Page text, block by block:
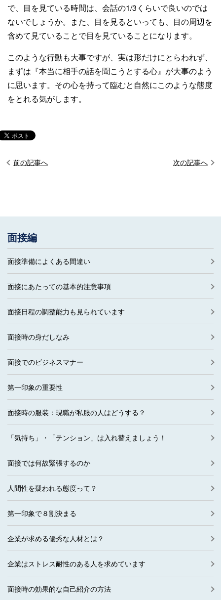
で、目を見ている時間は、会話の1/3くらいで良いのでは
ないでしょうか。また、目を見るといっても、目の周辺を
含めて見ていることで目を見ていることになります。
このような行動も大事ですが、実は形だけにとらわれず、
まずは『本当に相手の話を聞こうとする心』が大事のよう
に思います。その心を持って臨むと自然にこのような態度
をとれる気がします。
前の記事へ 次の記事へ
面接編
面接準備によくある間違い
面接にあたっての基本的注意事項
面接日程の調整能力も見られています
面接時の身だしなみ
面接でのビジネスマナー
第一印象の重要性
面接時の服装：現職が私服の人はどうする？
「気持ち」・「テンション」は入れ替えましょう！
面接では何故緊張するのか
人間性を疑われる態度って？
第一印象で８割決まる
企業が求める優秀な人材とは？
企業はストレス耐性のある人を求めています
面接時の効果的な自己紹介の方法